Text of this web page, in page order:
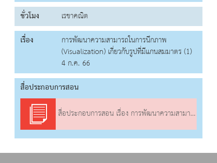
ชั่วโมง
เรขาคณิต
เรื่อง
การพัฒนาความสามารถในการนึกภาพ
(Visualization) เกี่ยวกับรูปที่มีแกนสมมาตร (1)
4 ก.ค. 66
สื่อประกอบการสอน
สื่อประกอบการสอน เรื่อง การพัฒนาความสามารถในการนึกภาพ (Visualization) เกี่ยวกับรูปที่มีแกนสมมาตร (1)